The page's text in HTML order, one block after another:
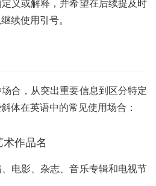
义或解释，并希望在后续提及时
续使用引号。
合，从突出重要信息到区分特定
体在英语中的常见使用场合：
作品名
电影、杂志、音乐专辑和电视节